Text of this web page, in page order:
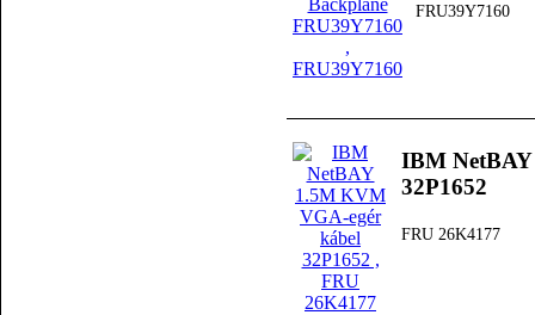
FRU39Y7160
IBM
32P1652
FRU 26K4177